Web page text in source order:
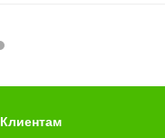
Клиентам